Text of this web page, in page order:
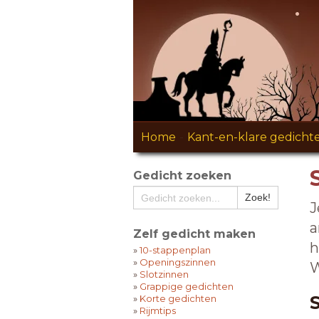
Home Kant-en-klare
Gedicht zoeken
Zelf gedicht maken
»10-stappenplan
» Openingszinnen
» Slotzinnen
» Grappige gedichten
» Korte gedichten
» Rijmtips